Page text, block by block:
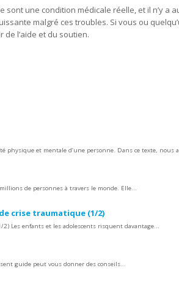
une condition médicale réelle, et il n’y a
malgré ces troubles. Si vous ou
l’aide et du soutien.
physique et mentale d’une personne. Dans ce texte, nous
de personnes à travers le monde. Elle...
crise traumatique (1/2)
Les enfants et les adolescents risquent davantage...
guide peut vous donner des conseils...